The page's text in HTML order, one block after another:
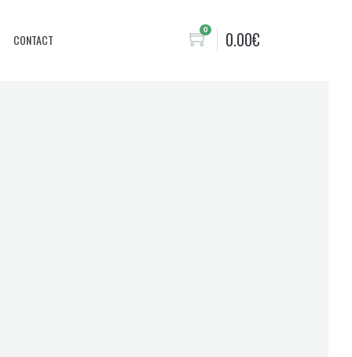
CONTACT
0 0.00€